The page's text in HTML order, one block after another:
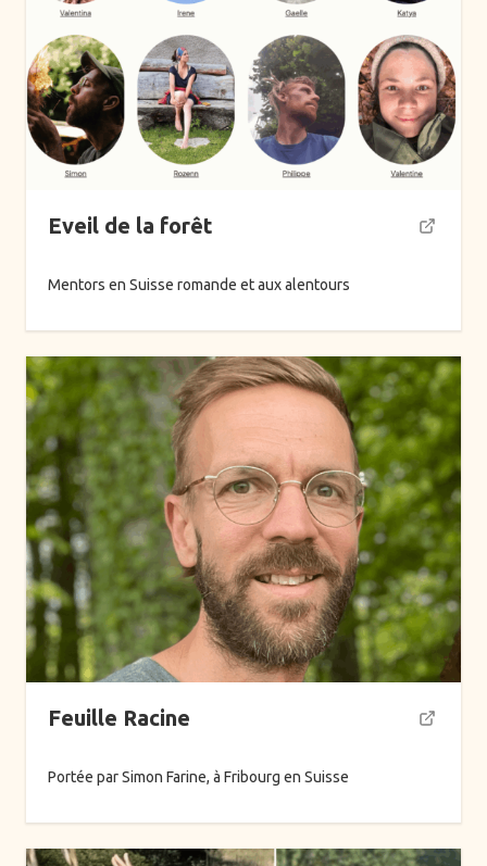
Eveil de la forêt
Mentors en Suisse romande et aux alentours
Feuille Racine
Portée par Simon Farine, à Fribourg en Suisse